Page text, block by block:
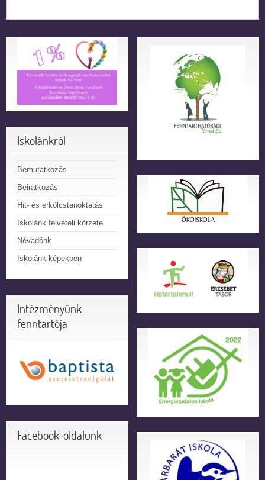
Iskolánkról
Bemutatkozás
Beiratkozás
Hit- és erkölcstanoktatás
Iskolánk felvételi körzete
Névadónk
Iskolánk képekben
Intézményünk
fenntartója
Facebook-oldalunk